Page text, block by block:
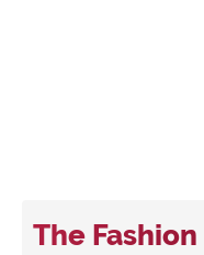
The Fashion